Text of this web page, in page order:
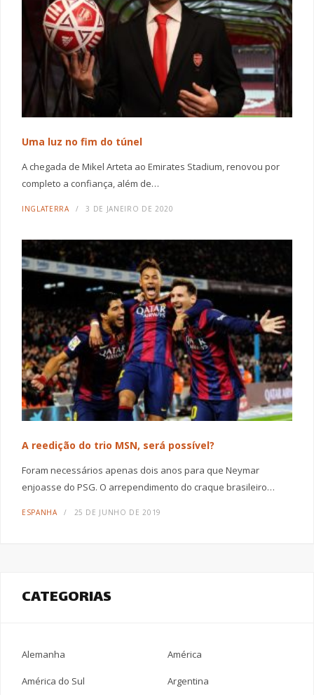
Uma luz no fim do túnel
A chegada de Mikel Arteta ao Emirates Stadium, renovou por
completo a confiança, além de…
INGLATERRA 3 DE JANEIRO DE 2020
A reedição do trio MSN, será possível?
Foram necessários apenas dois anos para que Neymar
enjoasse do PSG. O arrependimento do craque brasileiro…
ESPANHA 25 DE JUNHO DE 2019
CATEGORIAS
Alemanha América
América do Sul Argentina